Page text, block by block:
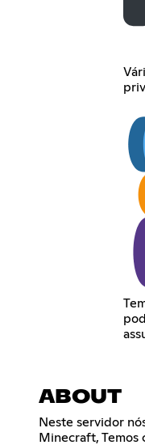
ABOUT
Neste servidor
Minecraft, Temos